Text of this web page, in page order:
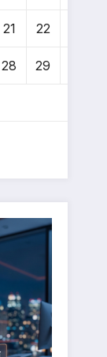
21 22
28 29